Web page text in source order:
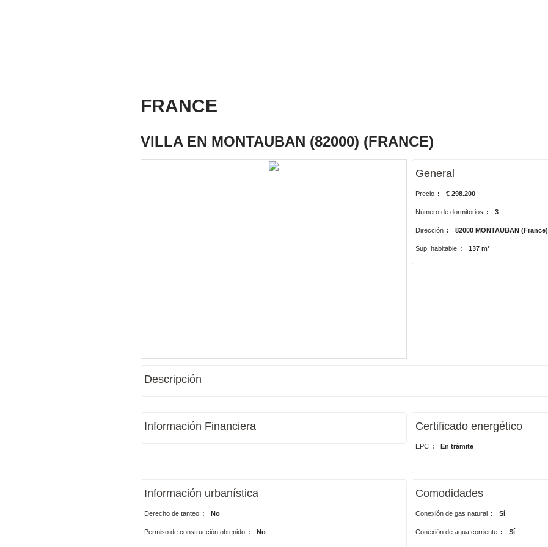
FRANCE
VILLA EN MONTAUBAN (82000) (FRANCE)
General
Precio : € 298.200
Número de dormitorios : 3
Dirección : 82000 MONTAUBAN (France)
Sup. habitable : 137 m²
Descripción
Información Financiera Certificado energético
EPC : En trámite
Información urbanística
Derecho de tanteo : No
Permiso de construcción obtenido : No
Comodidades
Conexión de gas natural : Sí
Conexión de agua corriente : Sí